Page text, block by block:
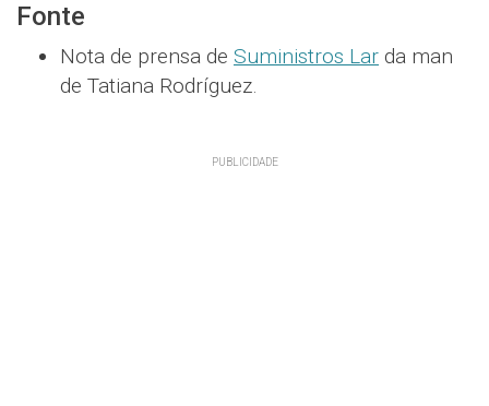
Fonte
Nota de prensa de Suministros Lar da man
de Tatiana Rodríguez.